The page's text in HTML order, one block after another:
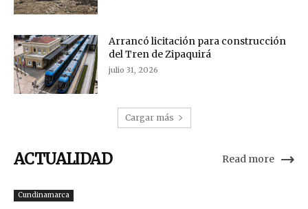
Arrancó licitación para construcción
del Tren de Zipaquirá
julio 31, 2026
Cargar más
ACTUALIDAD Read more
Cundinamarca